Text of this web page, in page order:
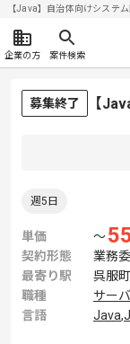
【Java】自治体向けシステ
企業の方 案件検索
募集終了 【
週5日
単価 〜
契約形態
業務
最寄り駅
呉服
職種
サー
言語
Java,